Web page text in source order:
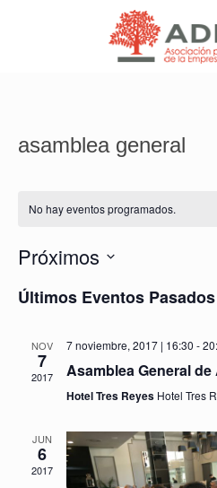
asamblea general
No hay eventos programados.
Próximos
laÚltimos Eventos Pasados
NOV
7
2017
7 noviembre, 2017 | 16:30 -
Asamblea General de
Hotel Tres Reyes Hotel Tres
JUN
6
2017